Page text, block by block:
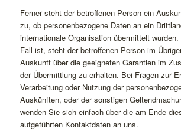
Ferner steht der betroffenen Person ein
zu, ob personenbezogene Daten an ein
internationale Organisation übermittelt
Fall ist, steht der betroffenen Person im
Auskunft über die geeigneten Garantien im
der Übermittlung zu erhalten. Bei Fragen zur
Verarbeitung oder Nutzung der
Auskünften, oder der sonstigen
wenden Sie sich einfach über die am Ende
aufgeführten Kontaktdaten an uns.